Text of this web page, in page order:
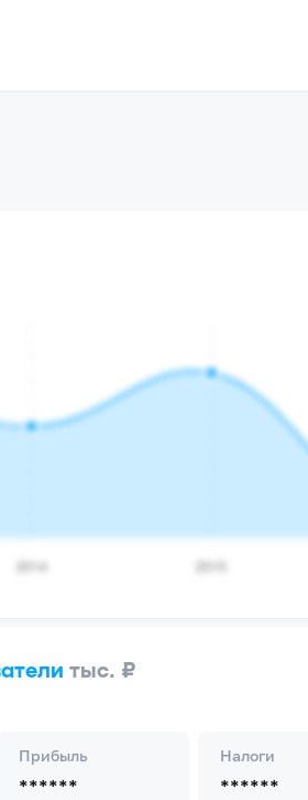
тыс. ₽
Прибыль
******
Налоги
******